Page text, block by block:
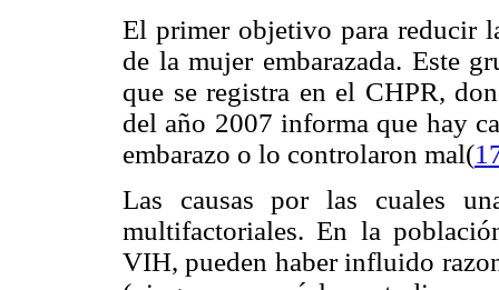
El primer objetivo para reducir
de la mujer embarazada. Este
que se registra en el CHPR,
del año 2007 informa que hay
embarazo o lo controlaron mal(
Las causas por las cuales
multifactoriales. En la
VIH, pueden haber influido